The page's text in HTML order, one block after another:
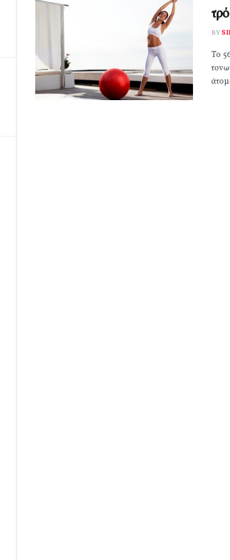
BY
Το